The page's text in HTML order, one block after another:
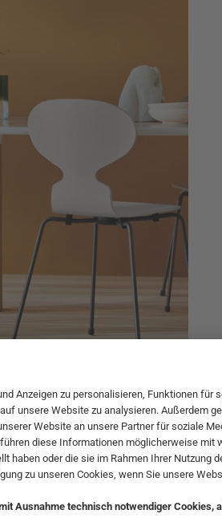
mit dem Künstler machen sollte,
die Auflage vorerst auf 300 Stück.
wegen ihres grazilen und
Stühle der Welt. Der Retro-Stuhl in